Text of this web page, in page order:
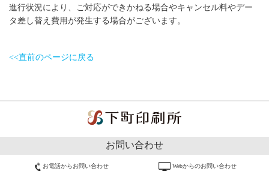
進行状況により、ご対応ができかねる場合やキャンセル料やデー
タ差し替え費用が発生する場合がございます。
<<直前のページに戻る
お問い合わせ
お電話からお問い合わせ Webからのお問い合わせ